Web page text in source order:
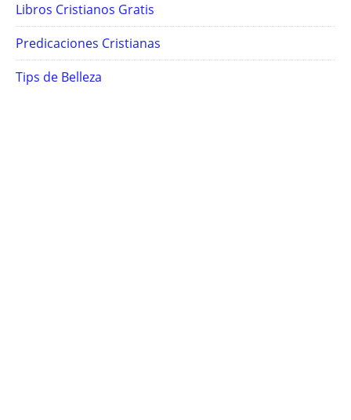
Libros Cristianos Gratis
Predicaciones Cristianas
Tips de Belleza